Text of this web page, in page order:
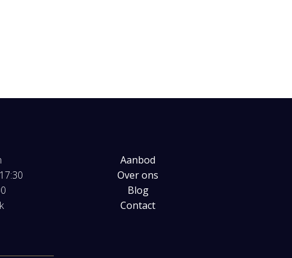
Aanbod
Over ons
Blog
Contact